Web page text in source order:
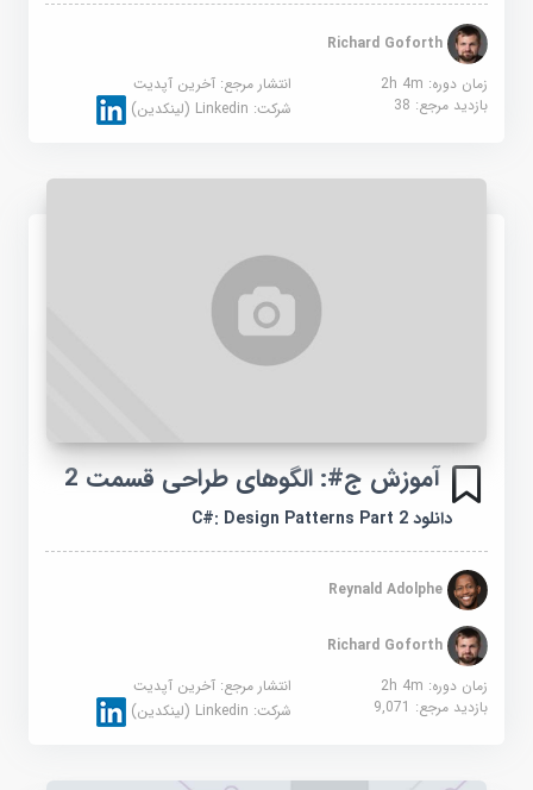
Richard Goforth
زمان دوره: 2h 4m
انتشار مرجع:آخرین آپدیت
بازدید مرجع:38 شرکت:Linkedin (لینکدین)
آموزش ج#: الگوهای طراحی قسمت 2
دانلود C#: Design Patterns Part 2
Reynald Adolphe
Richard Goforth
زمان دوره: 2h 4m
انتشار مرجع:آخرین آپدیت
بازدید مرجع:9,071 شرکت:Linkedin (لینکدین)